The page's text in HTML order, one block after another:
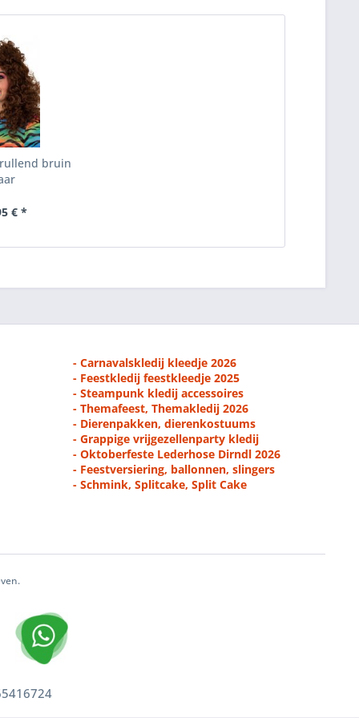
bruin
€ *
- Carnavalskledij kleedje 2026
- Feestkledij feestkleedje 2025
- Steampunk kledij accessoires
- Themafeest, Themakledij 2026
- Dierenpakken, dierenkostuums
- Grappige vrijgezellenparty kledij
- Oktoberfeste Lederhose Dirndl 2026
- Feestversiering, ballonnen, slingers
- Schmink, Splitcake, Split Cake